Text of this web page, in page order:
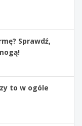
Sprawdź,
to w ogóle